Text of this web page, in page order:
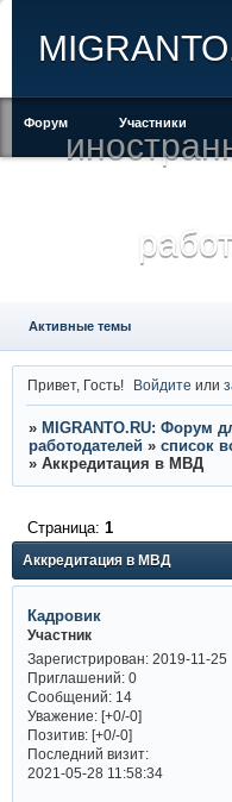
Форум Участники
Активные темы
Привет, Гость! Войдите или
» MIGRANTO.RU: Форум
работодателей » список
» Аккредитация в МВД
Аккредитация в МВД
Страница: 1
Кадровик
Участник
Зарегистрирован: 2019-11-25
Приглашений:0
Сообщений:14
Уважение: [+0/-0]
Позитив: [+0/-0]
Последний визит:
2021-05-28 11:58:34